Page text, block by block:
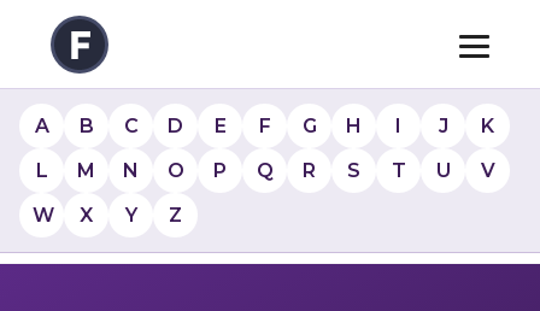
A B C D E F G H I J
K
L
M N O P Q R S T U
V
W
X Y Z